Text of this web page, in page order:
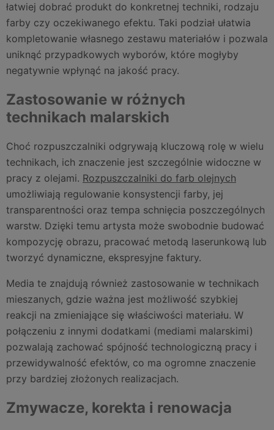
łatwiej dobrać produkt do konkretnej techniki, rodzaju
farby czy oczekiwanego efektu. Taki podział ułatwia
kompletowanie własnego zestawu materiałów i pozwala
uniknąć przypadkowych wyborów, które mogłyby
negatywnie wpłynąć na jakość pracy.
Zastosowanie w różnych
technikach malarskich
Choć rozpuszczalniki odgrywają kluczową rolę w wielu
technikach, ich znaczenie jest szczególnie widoczne w
pracy z olejami. Rozpuszczalniki do farb olejnych
umożliwiają regulowanie konsystencji farby, jej
transparentności oraz tempa schnięcia poszczególnych
warstw. Dzięki temu artysta może swobodnie budować
kompozycję obrazu, pracować metodą laserunkową lub
tworzyć dynamiczne, ekspresyjne faktury.
Media te znajdują również zastosowanie w technikach
mieszanych, gdzie ważna jest możliwość szybkiej
reakcji na zmieniające się właściwości materiału. W
połączeniu z innymi dodatkami (mediami malarskimi)
pozwalają zachować spójność technologiczną pracy i
przewidywalność efektów, co ma ogromne znaczenie
przy bardziej złożonych realizacjach.
Zmywacze, korekta i renowacja